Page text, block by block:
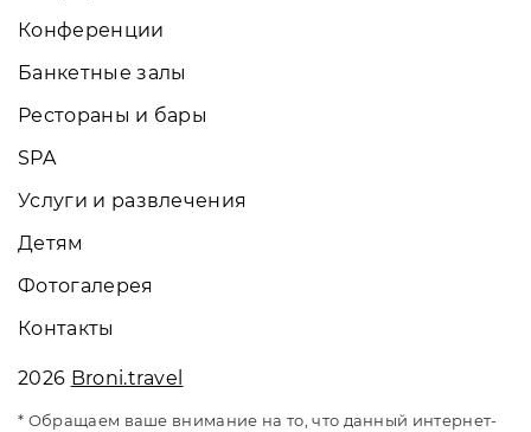
Конференции
Банкетные залы
Рестораны и бары
SPA
Услуги и развлечения
Детям
Фотогалерея
Контакты
2026 Broni.travel
* Обращаем ваше внимание на то, что данный интернет-